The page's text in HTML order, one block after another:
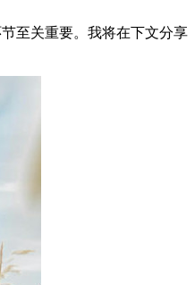
至关重要。我将在下文分享